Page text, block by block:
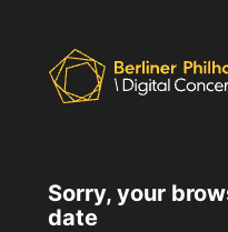
Sorry, your
date